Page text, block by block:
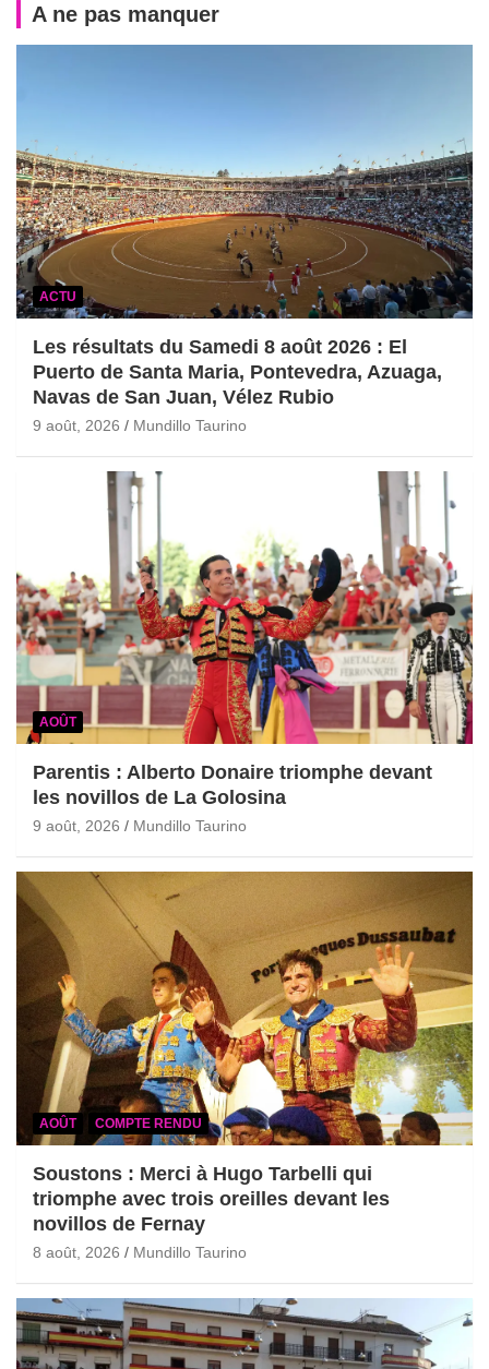
A ne pas manquer
ACTU
Les résultats du Samedi 8 août 2026 : El
Puerto de Santa Maria, Pontevedra, Azuaga,
Navas de San Juan, Vélez Rubio
9 août, 2026 Mundillo Taurino
AOÛT
Parentis : Alberto Donaire triomphe devant
les novillos de La Golosina
9 août, 2026 Mundillo Taurino
AOÛT COMPTE RENDU
Soustons : Merci à Hugo Tarbelli qui
triomphe avec trois oreilles devant les
novillos de Fernay
8 août, 2026 Mundillo Taurino